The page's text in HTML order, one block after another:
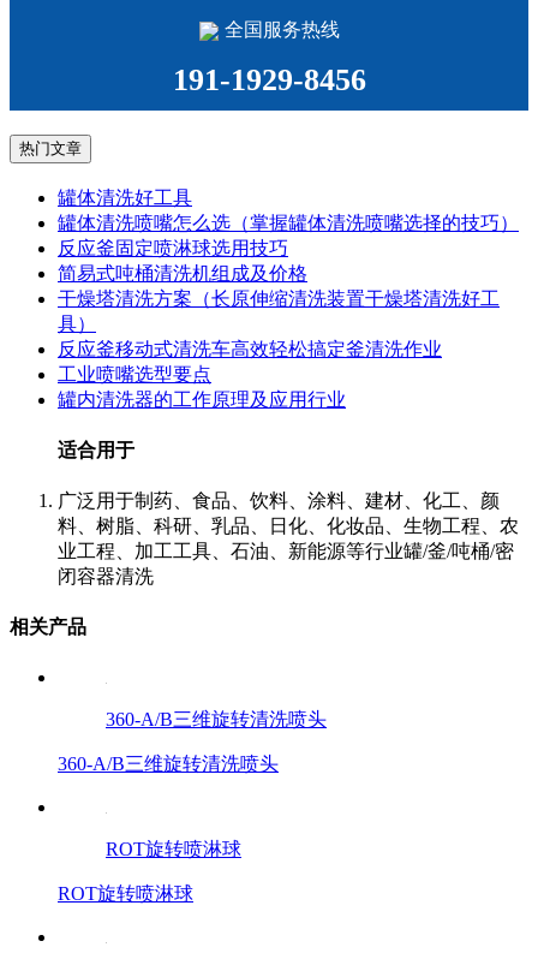
全国服务热线
191-1929-8456
热门文章
罐体清洗好工具
罐体清洗喷嘴怎么选（掌握罐体清洗喷嘴选择的技巧）
反应釜固定喷淋球选用技巧
简易式吨桶清洗机组成及价格
干燥塔清洗方案（长原伸缩清洗装置干燥塔清洗好工
具）
反应釜移动式清洗车高效轻松搞定釜清洗作业
工业喷嘴选型要点
罐内清洗器的工作原理及应用行业
适合用于
广泛用于制药、食品、饮料、涂料、建材、化工、颜
料、树脂、科研、乳品、日化、化妆品、生物工程、农
业工程、加工工具、石油、新能源等行业罐/釜/吨桶/密
闭容器清洗
相关产品
360-A/B三维旋转清洗喷头
360-A/B三维旋转清洗喷头
ROT旋转喷淋球
ROT旋转喷淋球